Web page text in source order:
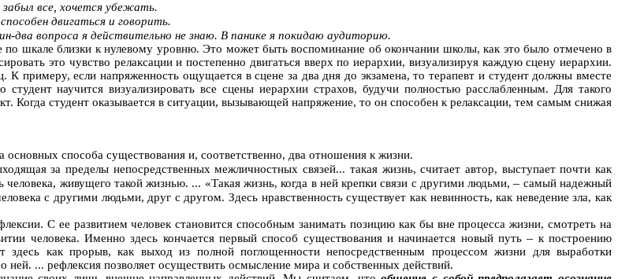
все, хочется убежать.
способен двигаться и говорить.
два вопроса я действительно не знаю. В панике я покидаю аудиторию.
по шкале близки к нулевому уровню. Это может быть воспоминание об окончании школы, как это было отмечено в
это чувство релаксации и постепенно двигаться вверх по иерархии, визуализируя каждую сцену иерархии.
К примеру, если напряженность ощущается в сцене за два дня до экзамена, то терапевт и студент должны вместе
научится визуализировать все сцены иерархии страхов, будучи полностью расслабленным. Для такого
Когда студент оказывается в ситуации, вызывающей напряжение, то он способен к релаксации, тем самым снижая
способа существования и, соответственно, два отношения к жизни.
за пределы непосредственных межличностных связей... такая жизнь, считает автор, выступает почти как
живущего такой жизнью. ... «Такая жизнь, когда в ней крепки связи с другими людьми,– самый надежный
с другими людьми, друг с другом. Здесь нравственность существует как невинность, как неведение зла, как
С ее развитием человек становится способным занимать позицию как бы вне процесса жизни, смотреть на
человека. Именно здесь кончается первый способ существования и начинается новый путь– к построению
здесь как прорыв, как выход из полной поглощенности непосредственным процессом жизни для выработки
ней. ... рефлексия позволяет осуществить осмысление мира и собственных действий.